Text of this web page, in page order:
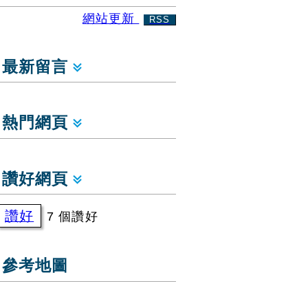
網站更新 RSS
最新留言
熱門網頁
讚好網頁
讚好 7 個讚好
參考地圖